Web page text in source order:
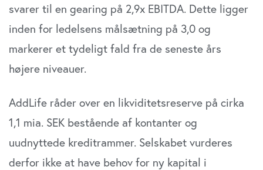
svarer til en gearing på 2,9x EBITDA. Dette ligger
inden for ledelsens målsætning på 3,0 og
markerer et tydeligt fald fra de seneste års
højere niveauer.
AddLife råder over en likviditetsreserve på cirka
1,1 mia. SEK bestående af kontanter og
uudnyttede kreditrammer. Selskabet vurderes
derfor ikke at have behov for ny kapital i